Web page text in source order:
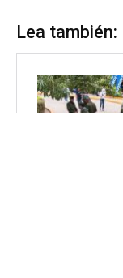
Lea también: